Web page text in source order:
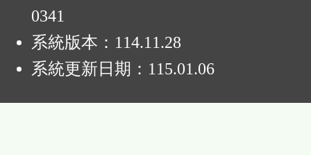
0341
系統版本： 114.11.28
系統更新日期： 115.01.06